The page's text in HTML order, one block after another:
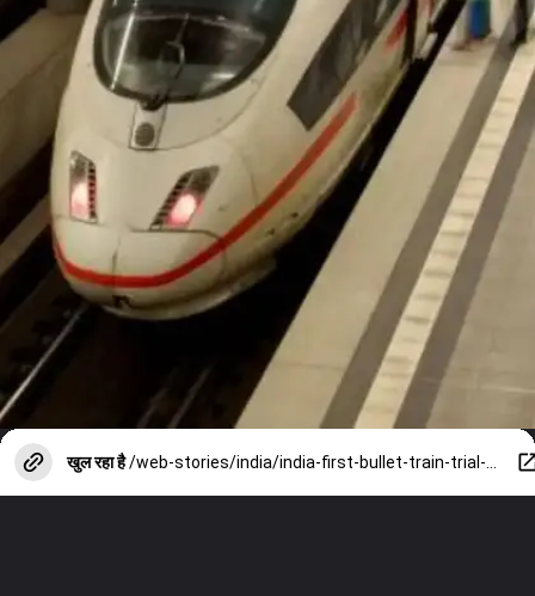
खुल रहा है /web-stories/india/india-first-bullet-train-trial-trial-of-india-first-bullet-train-has-started-in-japan-you-can-travel-from-this-day/photostory/151786156.cms